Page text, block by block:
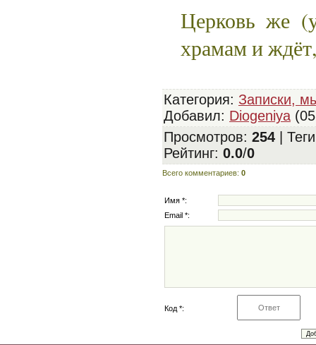
Церковь же
храмам и
Категория: Записки,
Добавил: Diogeniya
Просмотров: 254 | Теги
Рейтинг: 0.0/0
Всего комментариев: 0
Имя *:
Email *:
Код *: